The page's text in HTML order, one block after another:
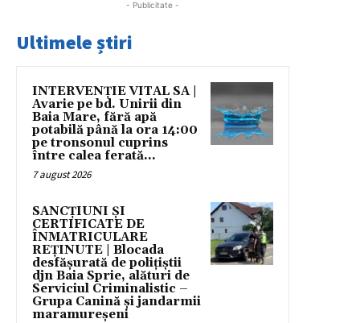
- Publicitate -
Ultimele știri
INTERVENȚIE VITAL SA |
Avarie pe bd. Unirii din
Baia Mare, fără apă
potabilă până la ora 14:00
pe tronsonul cuprins
între calea ferată...
7 august 2026
SANCȚIUNI ȘI
CERTIFICATE DE
ÎNMATRICULARE
REȚINUTE | Blocada
desfășurată de polițiștii
djn Baia Sprie, alături de
Serviciul Criminalistic –
Grupa Canină și jandarmii
maramureșeni